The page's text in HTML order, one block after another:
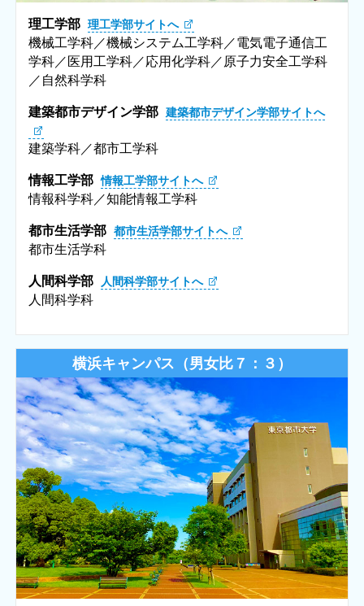
理工学部 理工学部サイトへ
機械工学科／機械システム工学科／電気電子通信工
学科／医用工学科／応用化学科／原子力安全工学科
／自然科学科
建築都市デザイン学部 建築都市デザイン学部サイトへ
建築学科／都市工学科
情報工学部 情報工学部サイトへ
情報科学科／知能情報工学科
都市生活学部 都市生活学部サイトへ
都市生活学科
人間科学部 人間科学部サイトへ
人間科学科
横浜キャンパス（男女比７：３）